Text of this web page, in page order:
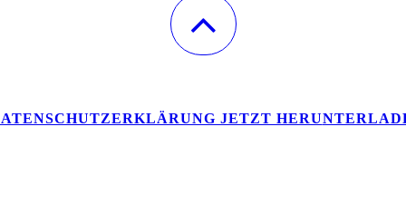
JETZT HERU